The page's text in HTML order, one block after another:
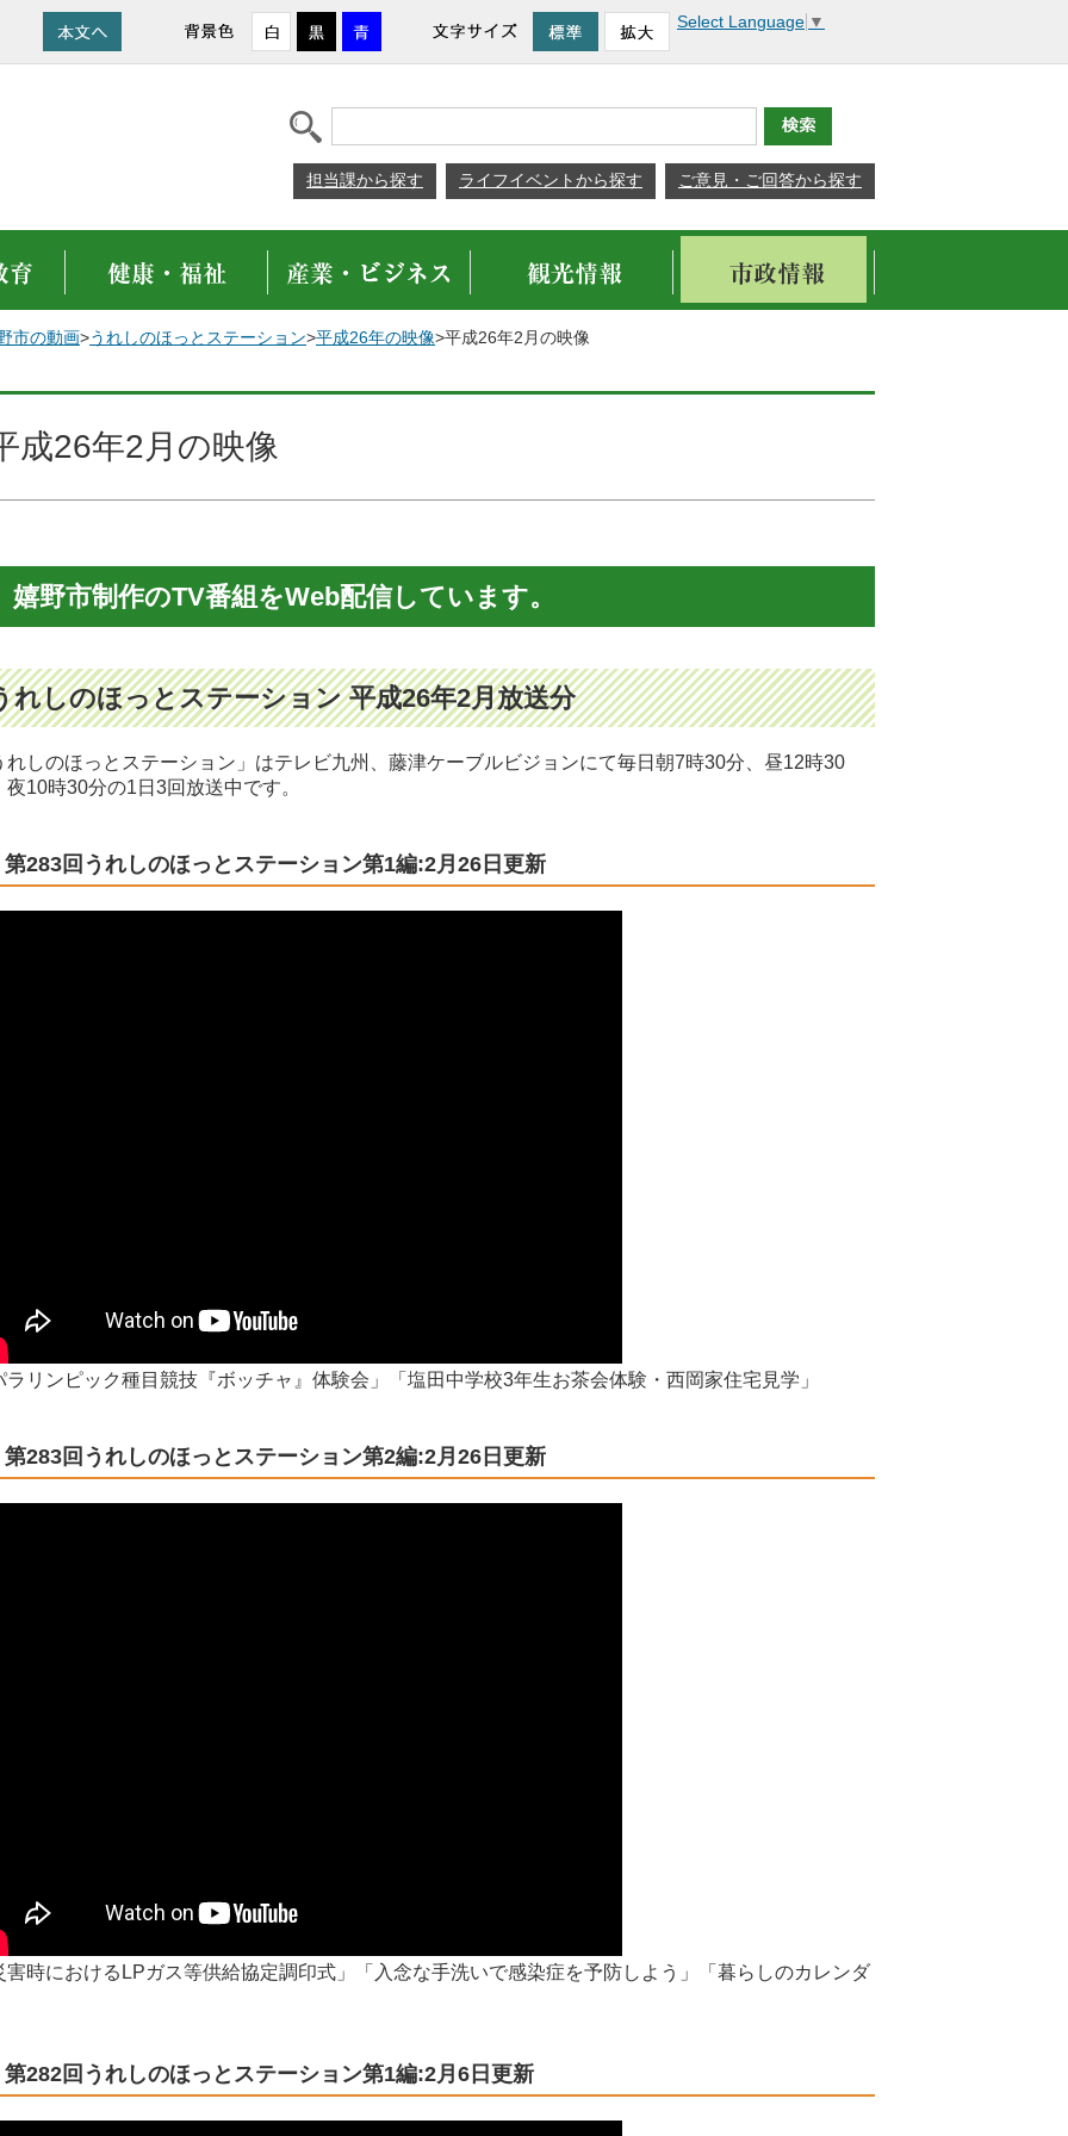
Select Language ▼
担当課から探す ライフイベントから探す ご意見・ご回答から探す
市の動画>うれしのほっとステーション>平成26年の映像>平成26年2月の映像
成26年2月の映像
嬉野市制作のTV番組をWeb配信しています。
れしのほっとステーション 平成26年2月放送分
れしのほっとステーション」はテレビ九州、藤津ケーブルビジョンにて毎日朝7時30分、昼12時30
夜10時30分の1日3回放送中です。
第283回うれしのほっとステーション第1編:2月26日更新
ラリンピック種目競技『ボッチャ』体験会」「塩田中学校3年生お茶会体験・西岡家住宅見学」
第283回うれしのほっとステーション第2編:2月26日更新
害時におけるLPガス等供給協定調印式」「入念な手洗いで感染症を予防しよう」「暮らしのカレンダ
第282回うれしのほっとステーション第1編:2月6日更新